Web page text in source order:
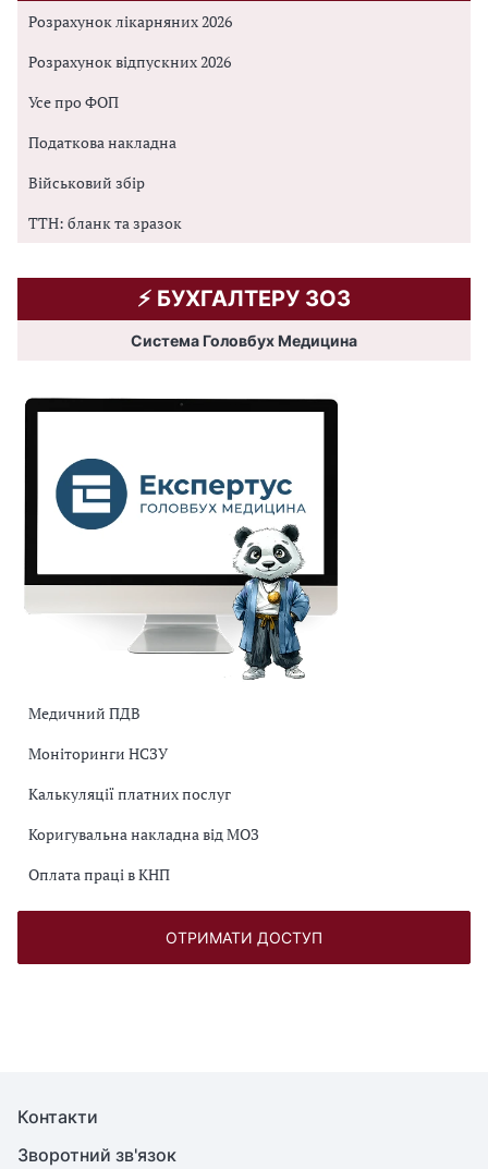
Розрахунок лікарняних 2026
Розрахунок відпускних 2026
Усе про ФОП
Податкова накладна
Військовий збір
ТТН: бланк та зразок
⚡️ БУХГАЛТЕРУ ЗОЗ
Система Головбух Медицина
Медичний ПДВ
Моніторинги НСЗУ
Калькуляції платних послуг
Коригувальна накладна від МОЗ
Оплата праці в КНП
ОТРИМАТИ ДОСТУП
Контакти
Зворотний зв'язок